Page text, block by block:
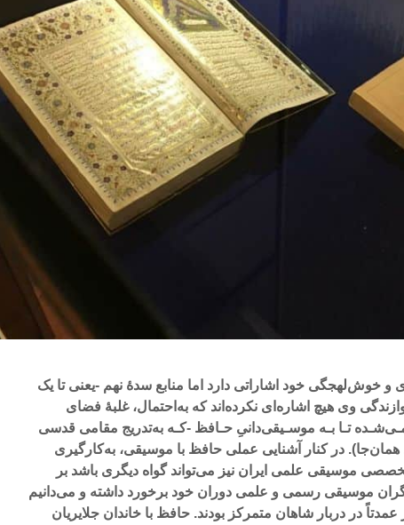
و خوش‌لهجگی خود اشاراتی دارد اما منابع سدۀ نهم -یعنی تا یک
وی هیچ اشاره‌ای نکرده‌اند که به‌احتمال، غلبۀ فضای
تـا بـه موسـیقی‌دانیِ حـافظ -کـه به‌تدریج مقامی قدسی
همان‌جا). در کنار آشنایی عملی حافظ با موسیقی، به‌کارگیری
موسیقی علمی ایران نیز می‌تواند گواه دیگری باشد بر
موسیقی رسمی و علمی دوران خود برخورد داشته و می‌دانیم
در دربار شاهان متمرکز بودند. حافظ با خاندان جلایریان